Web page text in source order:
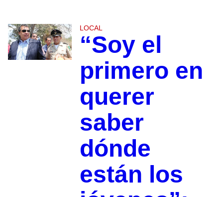
LOCAL
“Soy el
primero en
querer
saber
dónde
están los